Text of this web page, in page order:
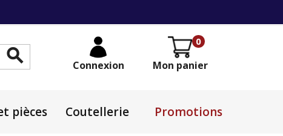
0
Mon panier
 Connexion
pièces Coutellerie Promotions